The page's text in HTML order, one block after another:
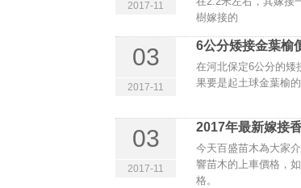
2017-11
樹嫁接的
03
2017-11
6公分矮接金葉榆
在河北保定6公分的矮
果要是起土球金葉榆
03
2017-11
2017年最新嫁接
今天百盛苗木為大家
響苗木的上車價格，
格。